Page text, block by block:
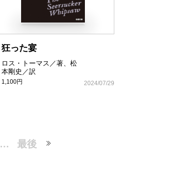
狂った宴
ロス・トーマス／著、松
本剛史／訳
1,100円 2024/07/29
… 最後